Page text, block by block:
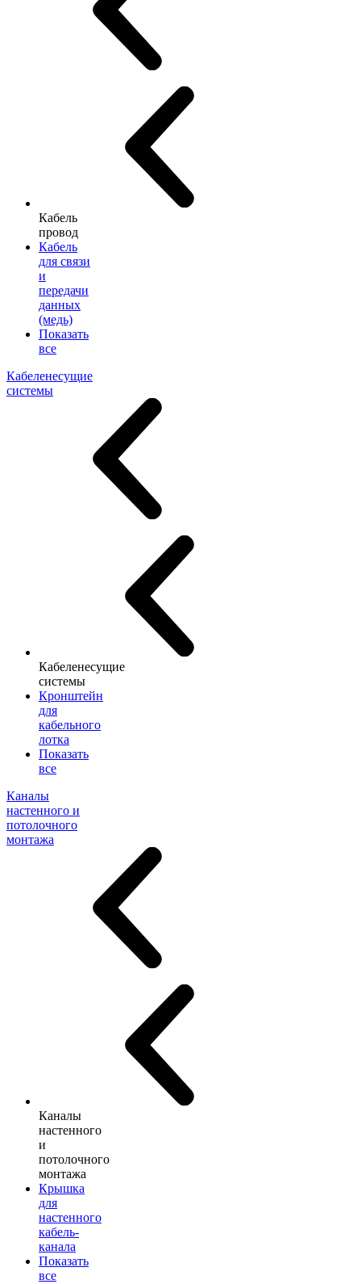
Кабель
провод
Кабель
для связи
и
передачи
данных
(медь)
Показать
все
Кабеленесущие
системы
Кабеленесущие
системы
Кронштейн
для
кабельного
лотка
Показать
все
Каналы
настенного и
потолочного
монтажа
Каналы
настенного
и
потолочного
монтажа
Крышка
для
настенного
кабель-
канала
Показать
все